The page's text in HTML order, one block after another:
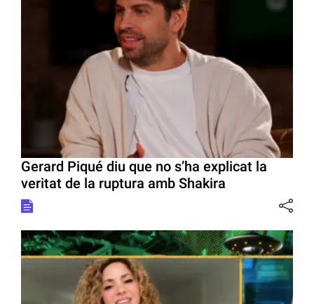
Gerard Piqué diu que no s’ha explicat la
veritat de la ruptura amb Shakira